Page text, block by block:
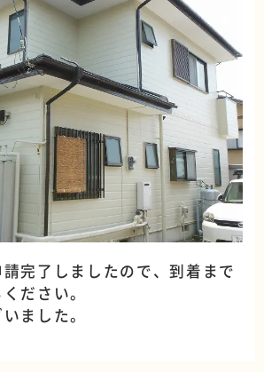
完了しましたので、到着まで
ださい。
ました。